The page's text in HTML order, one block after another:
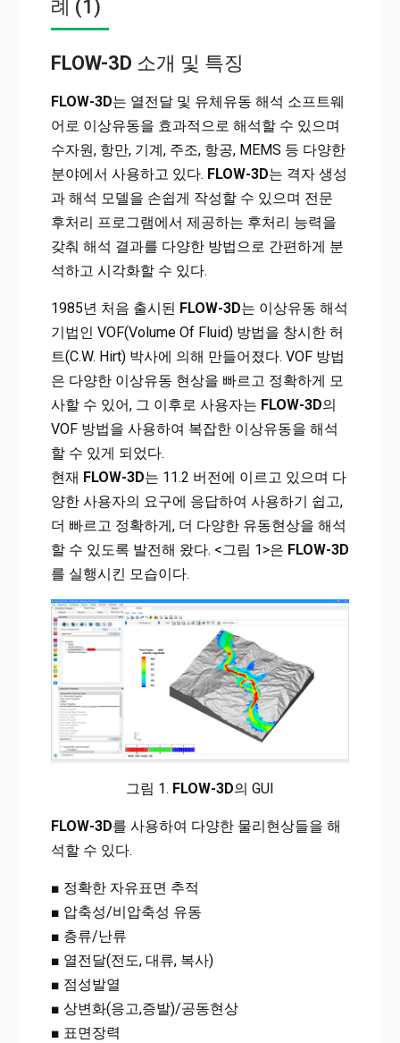
례 (1)
FLOW-3D 소개 및 특징
FLOW-3D는 열전달 및 유체유동 해석 소프트웨
어로 이상유동을 효과적으로 해석할 수 있으며
수자원, 항만, 기계, 주조, 항공, MEMS 등 다양한
분야에서 사용하고 있다. FLOW-3D는 격자 생성
과 해석 모델을 손쉽게 작성할 수 있으며 전문
후처리 프로그램에서 제공하는 후처리 능력을
갖춰 해석 결과를 다양한 방법으로 간편하게 분
석하고 시각화할 수 있다.
1985년 처음 출시된 FLOW-3D는 이상유동 해석
기법인 VOF(Volume Of Fluid) 방법을 창시한 허
트(C.W. Hirt) 박사에 의해 만들어졌다. VOF 방법
은 다양한 이상유동 현상을 빠르고 정확하게 모
사할 수 있어, 그 이후로 사용자는 FLOW-3D의
VOF 방법을 사용하여 복잡한 이상유동을 해석
할 수 있게 되었다.
현재 FLOW-3D는 11.2 버전에 이르고 있으며 다
양한 사용자의 요구에 응답하여 사용하기 쉽고,
더 빠르고 정확하게, 더 다양한 유동현상을 해석
할 수 있도록 발전해 왔다. <그림 1>은 FLOW-3D
를 실행시킨 모습이다.
그림 1. FLOW-3D의 GUI
FLOW-3D를 사용하여 다양한 물리현상들을 해
석할 수 있다.
■ 정확한 자유표면 추적
■ 압축성/비압축성 유동
■ 층류/난류
■ 열전달(전도, 대류, 복사)
■ 점성발열
■ 상변화(응고,증발)/공동현상
■ 표면장력